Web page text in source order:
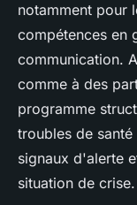
notamment pour
compétences en
communication.
comme à des
programme
troubles de
signaux d'alerte
situation de crise.